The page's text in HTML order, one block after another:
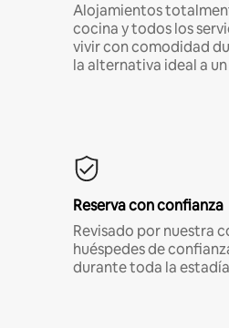
Alojamientos
cocina y todos los
vivir con comodidad
la alternativa ideal a
Reserva con confianza
Revisado por nuestra
huéspedes de
durante toda la